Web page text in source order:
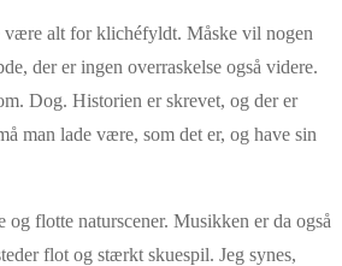
være alt for klichéfyldt. Måske vil nogen
der er ingen overraskelse også videre.
Dog. Historien er skrevet, og der er
man lade være, som det er, og have sin
og flotte naturscener. Musikken er da også
flot og stærkt skuespil. Jeg synes,